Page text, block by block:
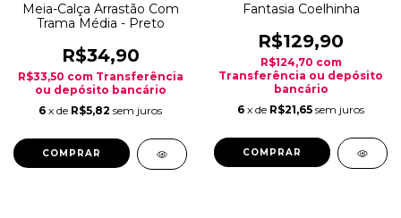
Meia-Calça Arrastão Com
Trama Média - Preto
R$34,90
R$33,50 com Transferência
ou depósito bancário
6 x de R$5,82 sem juros
Fantasia Coelhinha
R$129,90
R$124,70 com
Transferência ou depósito
bancário
6 x de R$21,65 sem juros
COMPRAR